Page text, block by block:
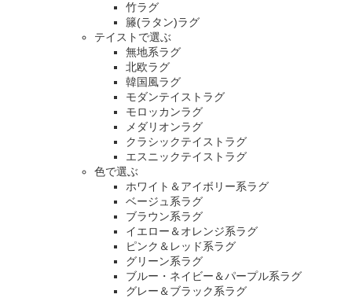
竹ラグ
籐(ラタン)ラグ
テイストで選ぶ
無地系ラグ
北欧ラグ
韓国風ラグ
モダンテイストラグ
モロッカンラグ
メダリオンラグ
クラシックテイストラグ
エスニックテイストラグ
色で選ぶ
ホワイト＆アイボリー系ラグ
ベージュ系ラグ
ブラウン系ラグ
イエロー＆オレンジ系ラグ
ピンク＆レッド系ラグ
グリーン系ラグ
ブルー・ネイビー＆パープル系ラグ
グレー＆ブラック系ラグ